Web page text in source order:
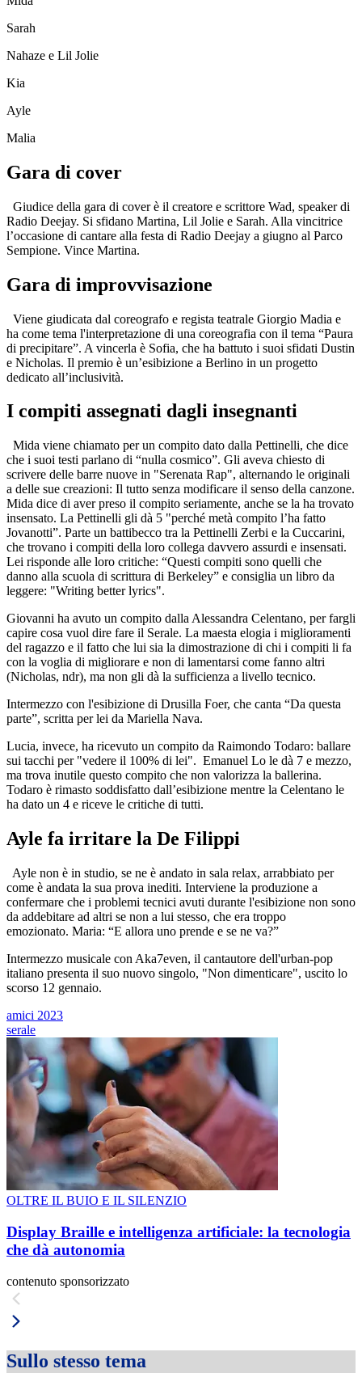
Sarah
Nahaze e Lil Jolie
Kia
Ayle
Malia
Gara di cover
Giudice della gara di cover è il creatore e scrittore Wad, speaker di
Radio Deejay. Si sfidano Martina, Lil Jolie e Sarah. Alla vincitrice
l’occasione di cantare alla festa di Radio Deejay a giugno al Parco
Sempione. Vince Martina.
Gara di improvvisazione
Viene giudicata dal coreografo e regista teatrale Giorgio Madia e
ha come tema l'interpretazione di una coreografia con il tema “Paura
di precipitare”. A vincerla è Sofia, che ha battuto i suoi sfidati Dustin
e Nicholas. Il premio è un’esibizione a Berlino in un progetto
dedicato all’inclusività.
I compiti assegnati dagli insegnanti
Mida viene chiamato per un compito dato dalla Pettinelli, che dice
che i suoi testi parlano di “nulla cosmico”. Gli aveva chiesto di
scrivere delle barre nuove in "Serenata Rap", alternando le originali
a delle sue creazioni: Il tutto senza modificare il senso della canzone.
Mida dice di aver preso il compito seriamente, anche se la ha trovato
insensato. La Pettinelli gli dà 5 "perché metà compito l’ha fatto
Jovanotti”. Parte un battibecco tra la Pettinelli Zerbi e la Cuccarini,
che trovano i compiti della loro collega davvero assurdi e insensati.
Lei risponde alle loro critiche: “Questi compiti sono quelli che
danno alla scuola di scrittura di Berkeley” e consiglia un libro da
leggere: "Writing better lyrics".
Giovanni ha avuto un compito dalla Alessandra Celentano, per fargli
capire cosa vuol dire fare il Serale. La maesta elogia i miglioramenti
del ragazzo e il fatto che lui sia la dimostrazione di chi i compiti li fa
con la voglia di migliorare e non di lamentarsi come fanno altri
(Nicholas, ndr), ma non gli dà la sufficienza a livello tecnico.
Intermezzo con l'esibizione di Drusilla Foer, che canta “Da questa
parte”, scritta per lei da Mariella Nava.
Lucia, invece, ha ricevuto un compito da Raimondo Todaro: ballare
sui tacchi per "vedere il 100% di lei". Emanuel Lo le dà 7 e mezzo,
ma trova inutile questo compito che non valorizza la ballerina.
Todaro è rimasto soddisfatto dall’esibizione mentre la Celentano le
ha dato un 4 e riceve le critiche di tutti.
Ayle fa irritare la De Filippi
Ayle non è in studio, se ne è andato in sala relax, arrabbiato per
come è andata la sua prova inediti. Interviene la produzione a
confermare che i problemi tecnici avuti durante l'esibizione non sono
da addebitare ad altri se non a lui stesso, che era troppo
emozionato. Maria: “E allora uno prende e se ne va?”
Intermezzo musicale con Aka7even, il cantautore dell'urban-pop
italiano presenta il suo nuovo singolo, "Non dimenticare", uscito lo
scorso 12 gennaio.
amici 2023
serale
OLTRE IL BUIO E IL SILENZIO
Display Braille e intelligenza artificiale: la tecnologia
che dà autonomia
contenuto sponsorizzato
Sullo stesso tema